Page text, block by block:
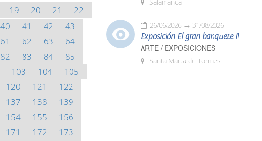
19 20 21
22
40 41 42
43
61 62 63
64
82 83 84
85
103 104
105
120 121
122
137 138
139
154 155
156
171 172
173
Salamanca
26/06/2026 31/08/2026
Exposición El gran banquete II
ARTE / EXPOSICIONES
Santa Marta de Tormes